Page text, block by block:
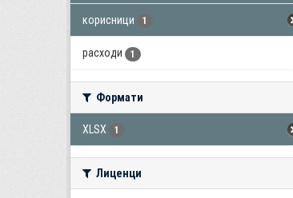
корисници 1
расходи 1
Формати
XLSX 1
Лиценци